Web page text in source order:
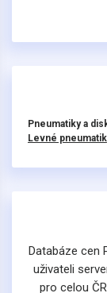
Pneumatiky a
Levné
Databáze cen
uživateli
pro celou